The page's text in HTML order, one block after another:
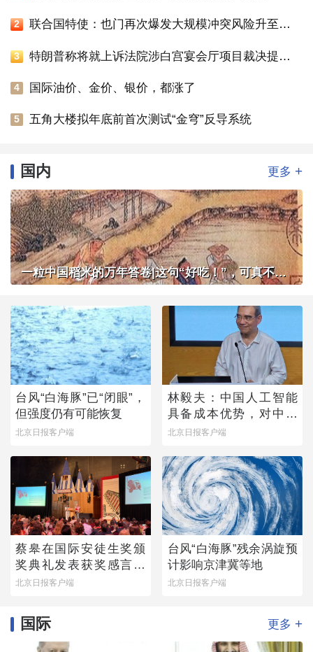
2 联合国特使：也门再次爆发大规模冲突风险升至四年多来最高水平
3 特朗普称将就上诉法院涉白宫宴会厅项目裁决提起上诉
4 国际油价、金价、银价，都涨了
5 五角大楼拟年底前首次测试“金穹”反导系统
国内 更多 +
一粒中国稻米的万年答卷|这句“好吃！”，可真不简单
台风“白海豚”已“闭眼”，
但强度仍有可能恢复
北京日报客户端
林毅夫：中国人工智能
具备成本优势，对中国
与美国竞争有信心
北京日报客户端
蔡皋在国际安徒生奖颁
奖典礼发表获奖感言：
那个手握木炭条涂鸦的
北京日报客户端
台风“白海豚”残余涡旋预
计影响京津冀等地
北京日报客户端
国际 更多 +